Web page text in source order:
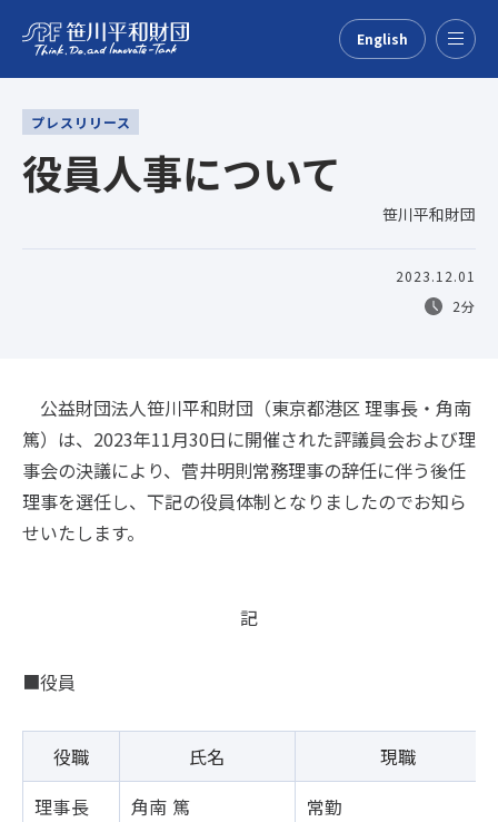
English
プレスリリース
役員人事について
笹川平和財団
2023.12.01
2分
公益財団法人笹川平和財団（東京都港区 理事長・角南
篤）は、2023年11月30日に開催された評議員会および理
事会の決議により、菅井明則常務理事の辞任に伴う後任
理事を選任し、下記の役員体制となりましたのでお知ら
せいたします。
記
■役員
役職 氏名
現職
理事長
角南 篤
常勤